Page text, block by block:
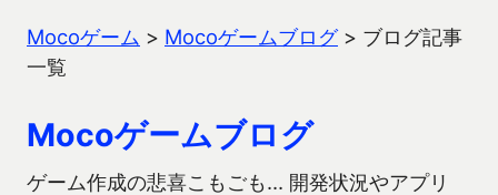
Mocoゲーム > Mocoゲームブログ> ブログ記事
一覧
Mocoゲームブログ
ゲーム作成の悲喜こもごも… 開発状況やアプリ